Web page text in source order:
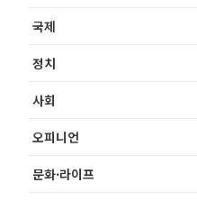
국제
정치
사회
오피니언
문화·라이프